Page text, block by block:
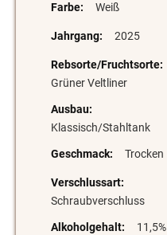
Weiß
2025
Grüner Veltliner
Klassisch/Stahltank
Trocken
Schraubverschluss
11,5%